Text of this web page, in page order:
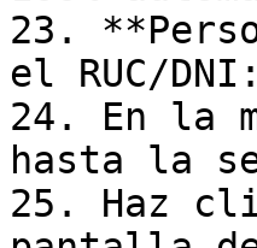
23.
el RUC/
24. En la
hasta la
25. Haz